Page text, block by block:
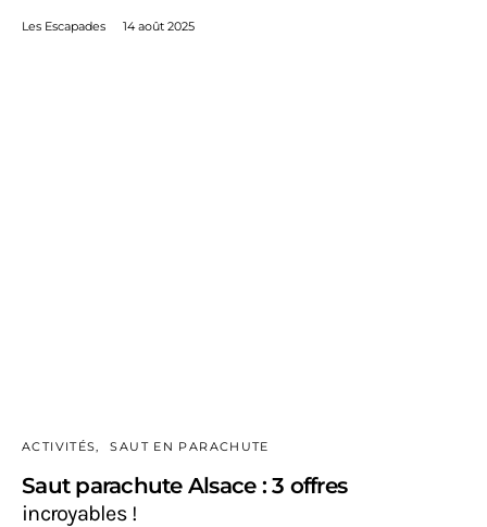
Les Escapades 14 août 2025
ACTIVITÉS SAUT EN PARACHUTE
Saut parachute Alsace : 3 offres
incroyables !